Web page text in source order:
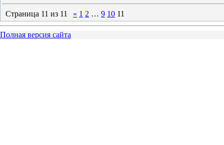
Страница 11 из 11 « 1 2 … 9 10 11
Полная версия сайта